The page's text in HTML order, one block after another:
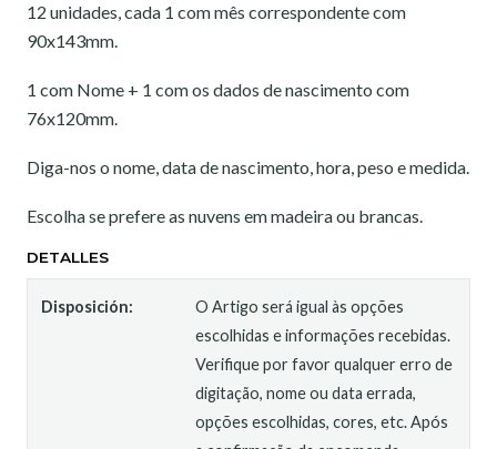
12 unidades, cada 1 com mês correspondente com
90x143mm.
1 com Nome + 1 com os dados de nascimento com
76x120mm.
Diga-nos o nome, data de nascimento, hora, peso e medida.
Escolha se prefere as nuvens em madeira ou brancas.
DETALLES
Disposición:
O Artigo será igual às opções
escolhidas e informações recebidas.
Verifique por favor qualquer erro de
digitação, nome ou data errada,
opções escolhidas, cores, etc. Após